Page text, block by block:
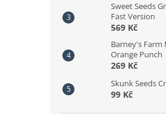
Sweet Seeds
Fast Version
569 Kč
Barney's Farm
Orange Punch
269 Kč
Skunk Seeds
99 Kč